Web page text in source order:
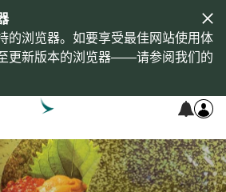
的浏览器。如要享受最佳网站使用体
更新版本的浏览器——请参阅我们的